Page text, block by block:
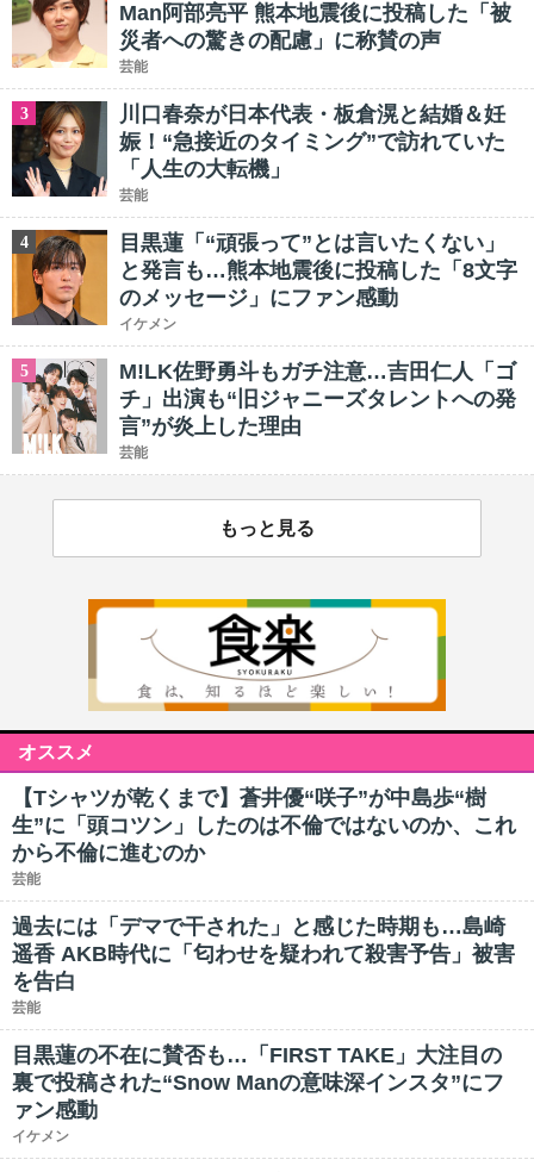
Man阿部亮平 熊本地震後に投稿した「被
災者への驚きの配慮」に称賛の声
芸能
3
川口春奈が日本代表・板倉滉と結婚＆妊
娠！“急接近のタイミング”で訪れていた
「人生の大転機」
芸能
4
目黒蓮「“頑張って”とは言いたくない」
と発言も…熊本地震後に投稿した「8文字
のメッセージ」にファン感動
イケメン
5
M!LK佐野勇斗もガチ注意…吉田仁人「ゴ
チ」出演も“旧ジャニーズタレントへの発
言”が炎上した理由
芸能
もっと見る
オススメ
【Tシャツが乾くまで】蒼井優“咲子”が中島歩“樹
生”に「頭コツン」したのは不倫ではないのか、これ
から不倫に進むのか
芸能
過去には「デマで干された」と感じた時期も…島崎
遥香 AKB時代に「匂わせを疑われて殺害予告」被害
を告白
芸能
目黒蓮の不在に賛否も…「FIRST TAKE」大注目の
裏で投稿された“Snow Manの意味深インスタ”にフ
ァン感動
イケメン